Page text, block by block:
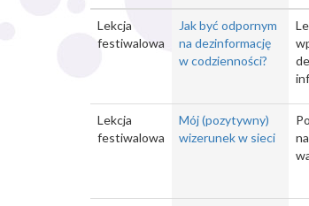
Lekcja
festiwalowa
Jak być odpornym
na dezinformację
w codzienności?
Lekcja
festiwalowa
Mój (pozytywny)
wizerunek w sieci